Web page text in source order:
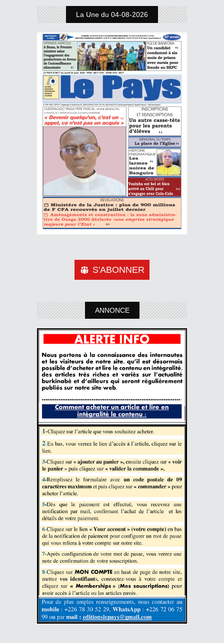
La Une du 04-08-2026
S'ABONNER
ANNONCE